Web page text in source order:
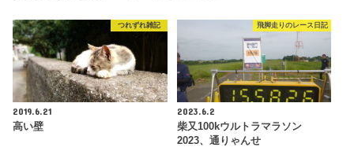
つれずれ雑記
2019.6.21
高い壁
飛脚走りのレース日記
2023.6.2
柴又100kウルトラマラソン
2023、通りゃんせ